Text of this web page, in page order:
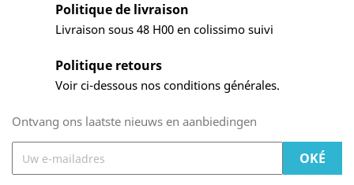
Politique de livraison
Livraison sous 48 H00 en colissimo suivi
Politique retours
Voir ci-dessous nos conditions générales.
Ontvang ons laatste nieuws en aanbiedingen